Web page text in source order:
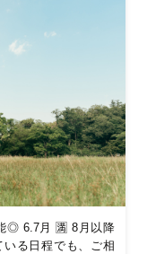
◎ 6.7月 🈵 8月以降
る日程でも、ご相